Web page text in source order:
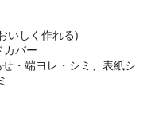
いしく作れる)
カバー
・端ヨレ・シミ、表紙シ